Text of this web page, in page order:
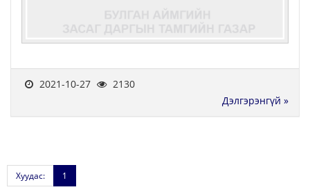
2021-10-27
2130
Дэлгэрэнгүй »
Хуудас: 1